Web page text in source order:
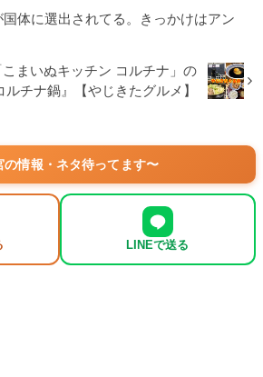
体に選出されてる。きっかけはアン
まいぬキッチン コルチナ」の
ルチナ鍋』【やじきたグルメ】
の情報・ネタ待ってます〜
LINEで送る